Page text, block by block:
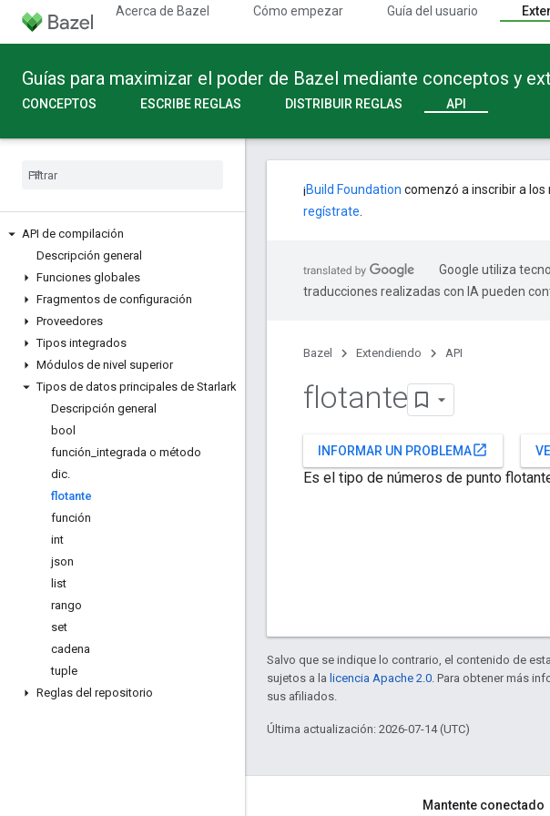
Acerca de Bazel Cómo empezar Guía del usuario
Guías para maximizar el poder de Bazel mediante conceptos y
CONCEPTOS ESCRIBE REGLAS DISTRIBUIR REGLAS API
API de compilación
Descripción general
Funciones globales
Fragmentos de configuración
Proveedores
Tipos integrados
Módulos de nivel superior
Tipos de datos principales de Starlark
Descripción general
bool
función integrada o método
dic.
flotante
función
int
json
list
rango
set
cadena
tuple
Reglas del repositorio
¡Build Foundation comenzó a inscribir a
regístrate
Google utiliza
traducciones realizadas con IA pueden
Bazel Extendiendo API
flotante
INFORMAR UN PROBLEMAopen_in_new
Es el tipo de números de punto
Salvo que se indique lo contrario, el contenido de
sujetos a la licencia Apache 2.0. Para obtener más
sus afiliados.
Última actualización: 2026-07-14 (UTC)
Mantente conectado